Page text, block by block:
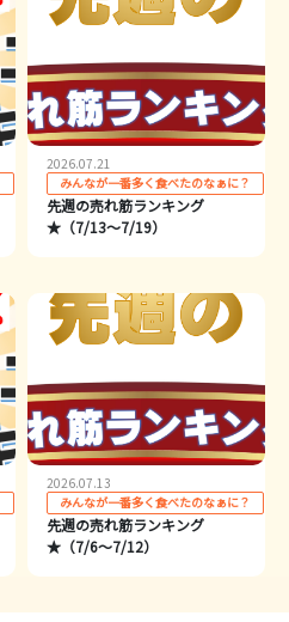
2026.07.21
みんなが一番多く食べたのなぁに？
先週の売れ筋ランキング
★（7/13～7/19）
2026.07.13
みんなが一番多く食べたのなぁに？
先週の売れ筋ランキング
★（7/6～7/12）